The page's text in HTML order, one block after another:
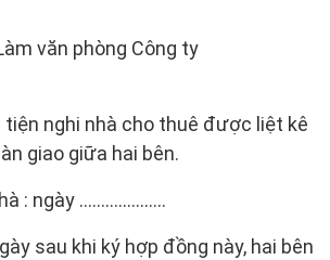
văn phòng Công ty
tiện nghi nhà cho thuê được liệt kê
giao giữa hai bên.
: ngày ………………..
sau khi ký hợp đồng này, hai bên